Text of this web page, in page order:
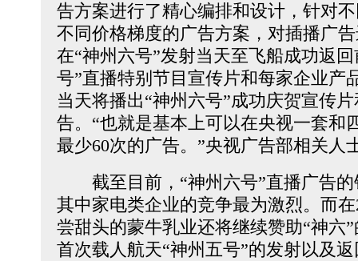
告方案进行了精心编排和设计，针对
不同价格梯度的广告方案，对插播广
在“神州六号”发射当天至飞船成功返
号”直播特别节目宣传片和每家企业产
当天将播出“神州六号”成功庆贺宣传
告。“也就是基本上可以在央视一套和
最少60次的广告。”央视广告部相关人
截至目前，“神州六号”直播广告的
其中家电类企业的竞争最为激烈。而
尝甜头的蒙牛乳业还将继续赞助“神六
首次载人航天“神州五号”的发射以及